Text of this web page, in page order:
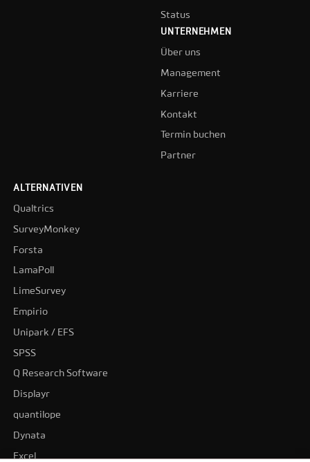
Status
UNTERNEHMEN
Über uns
Management
Karriere
Kontakt
Termin buchen
Partner
ALTERNATIVEN
Qualtrics
SurveyMonkey
Forsta
LamaPoll
LimeSurvey
Empirio
Unipark / EFS
SPSS
Q Research Software
Displayr
quantilope
Dynata
Excel